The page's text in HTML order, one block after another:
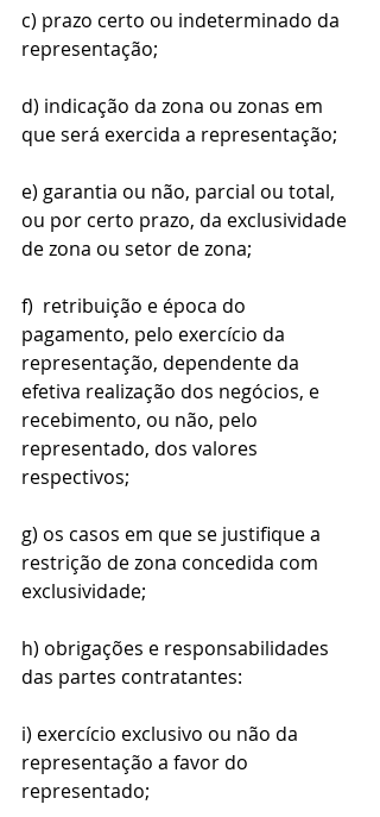
c) prazo certo ou indeterminado da
representação;
d) indicação da zona ou zonas em
que será exercida a representação;
e) garantia ou não, parcial ou total,
ou por certo prazo, da exclusividade
de zona ou setor de zona;
f)  retribuição e época do
pagamento, pelo exercício da
representação, dependente da
efetiva realização dos negócios, e
recebimento, ou não, pelo
representado, dos valores
respectivos;
g) os casos em que se justifique a
restrição de zona concedida com
exclusividade;
h) obrigações e responsabilidades
das partes contratantes:
i) exercício exclusivo ou não da
representação a favor do
representado;